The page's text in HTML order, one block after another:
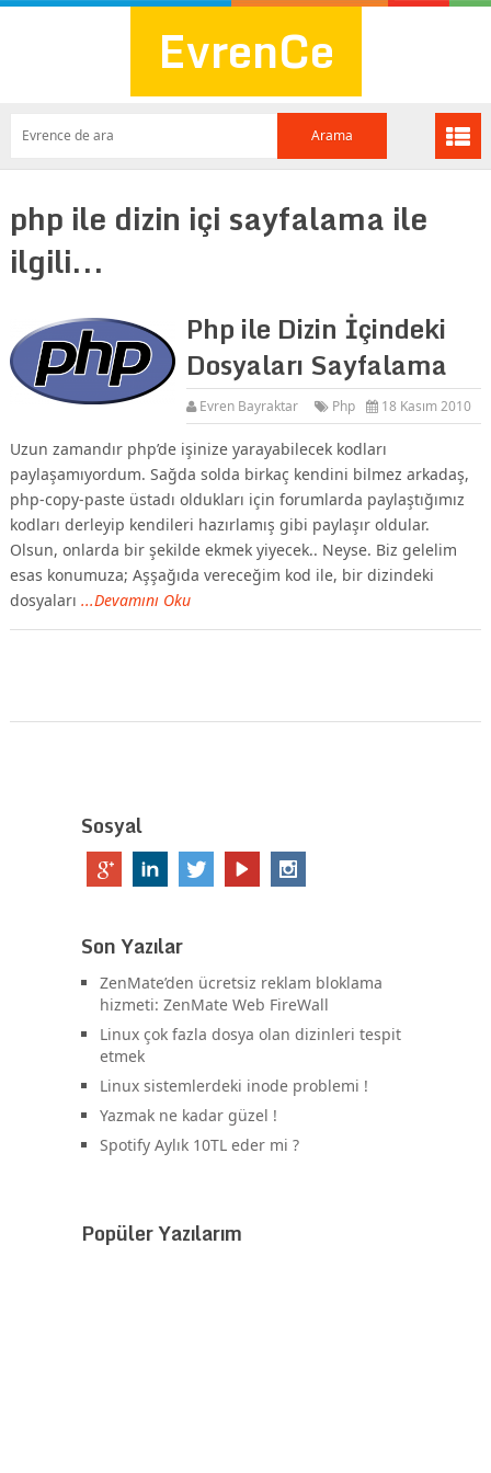
EvrenCe
php ile dizin içi sayfalama ile
ilgili...
Php ile Dizin İçindeki
Dosyaları Sayfalama
Evren Bayraktar Php 18 Kasım 2010
Uzun zamandır php’de işinize yarayabilecek kodları
paylaşamıyordum. Sağda solda birkaç kendini bilmez arkadaş,
php-copy-paste üstadı oldukları için forumlarda paylaştığımız
kodları derleyip kendileri hazırlamış gibi paylaşır oldular.
Olsun, onlarda bir şekilde ekmek yiyecek.. Neyse. Biz gelelim
esas konumuza; Aşşağıda vereceğim kod ile, bir dizindeki
dosyaları ...Devamını Oku
Sosyal
Son Yazılar
ZenMate’den ücretsiz reklam bloklama
hizmeti: ZenMate Web FireWall
Linux çok fazla dosya olan dizinleri tespit
etmek
Linux sistemlerdeki inode problemi !
Yazmak ne kadar güzel !
Spotify Aylık 10TL eder mi ?
Popüler Yazılarım